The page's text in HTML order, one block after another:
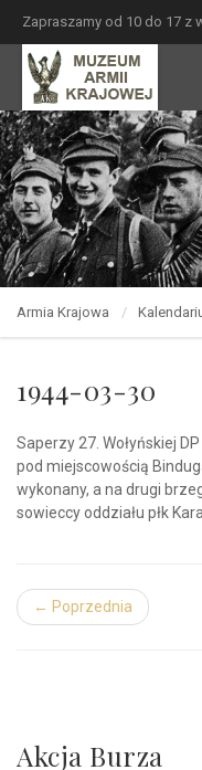
Zapraszamy od 10 do 17 z
Armia Krajowa
1944-03-30
Saperzy 27. Wołyńskiej
pod miejscowością
wykonany, a na drugi
sowieccy oddziału płk
← Poprzednia
Akcja Burza